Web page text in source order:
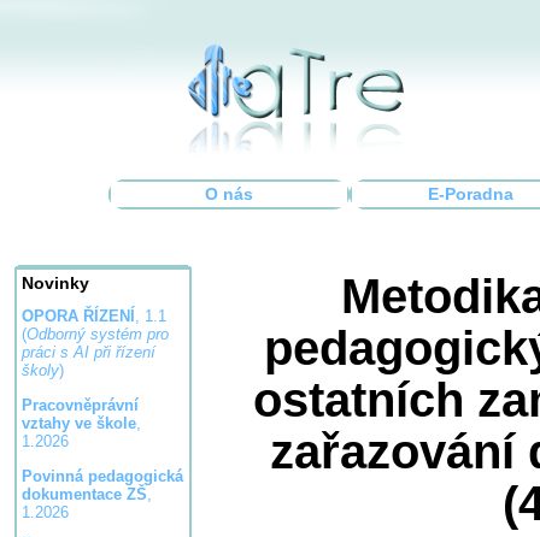
O nás E-Poradna
Novinky
OPORA ŘÍZENÍ , 1.1
(Odborný systém pro
práci s AI při řízení
školy)
Pracovněprávní
vztahy ve škole,
1.2026
Povinná pedagogická
dokumentace ZŠ,
1.2026
ostatních
zařazování